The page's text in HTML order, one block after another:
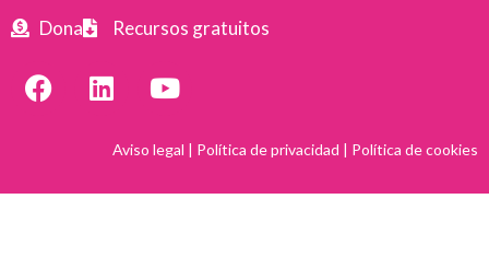
Dona Recursos gratuitos
Aviso legal | Política de privacidad | Política de cookies